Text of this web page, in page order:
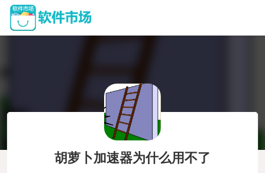
胡萝卜加速器为什么用不了